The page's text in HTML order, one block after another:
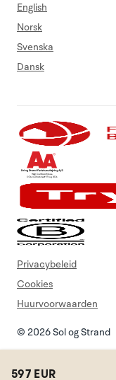
597 EUR
English
Norsk
Svenska
Dansk
© 2026 Sol og Strand
Privacybeleid
Cookies
Huurvoorwaarden